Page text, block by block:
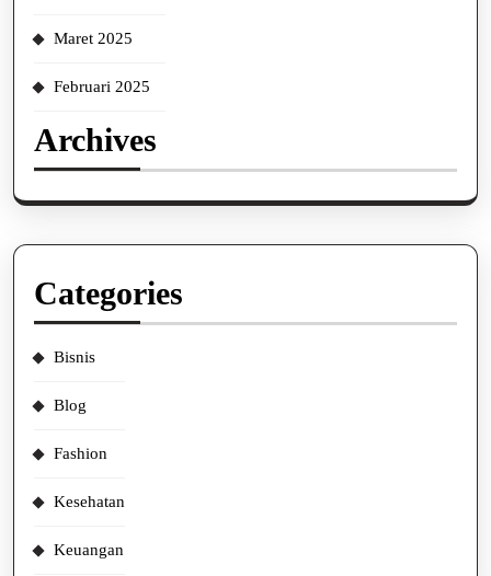
Maret 2025
Februari 2025
Archives
Categories
Bisnis
Blog
Fashion
Kesehatan
Keuangan